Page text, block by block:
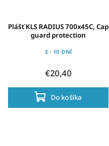
Plášť KLS RADIUS 700x45C, Cap
guard protection
3 - 10 DNÍ
€20,40
Do košíka